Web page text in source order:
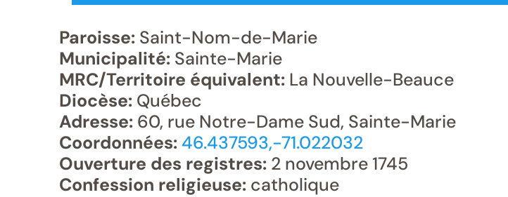
Paroisse: Saint-Nom-de-Marie
Municipalité: Sainte-Marie
MRC/Territoire équivalent: La Nouvelle-Beauce
Diocèse: Québec
Adresse: 60, rue Notre-Dame Sud, Sainte-Marie
Coordonnées: 46.437593,-71.022032
Ouverture des registres: 2 novembre 1745
Confession religieuse: catholique